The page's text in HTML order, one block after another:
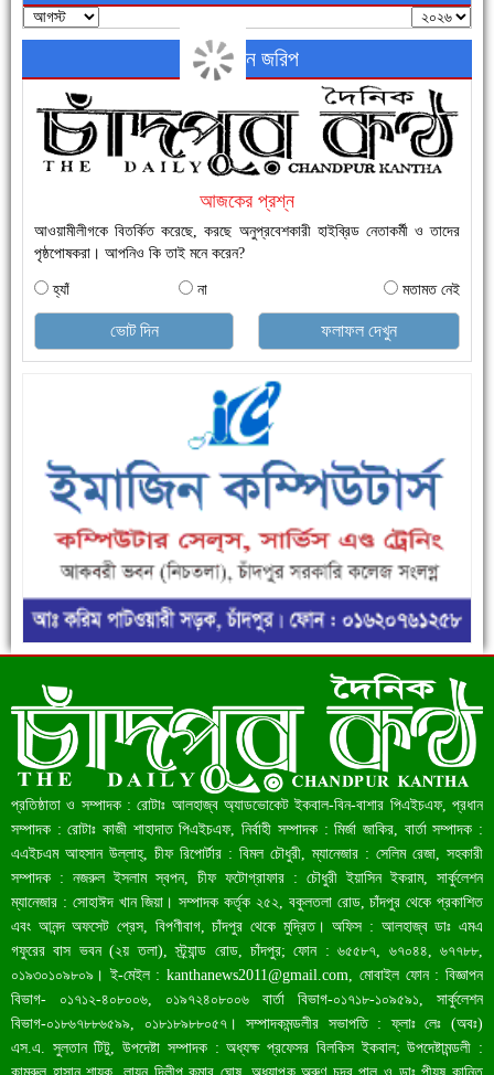
নতুনবাজার ফাঁড়ি পুলিশের অভিযানে ৪০ পিচ ইয়াবাসহ ১ জন গ্রেফতার
এক সপ্তাহে শনাক্ত বেড়েছে ৫৫%, মৃত্যু ৪৬%
ফরিদগঞ্জে ড্রেন ও সড়ক নির্মাণে ধীরগতি জনদুর্ভোগ চরমে
রেকর্ড ৪৫.৪৬ বিলিয়ন ডলারের রিজার্ভ
বাংলাদেশ আজ মধ্যম আয়ের দেশে উন্নীত হওয়ার পথে
অনলাইন জরিপ
আজকের প্রশ্ন
আওয়ামীলীগকে বিতর্কিত করেছে, করছে অনুপ্রবেশকারী হাইব্রিড নেতাকর্মী ও তাদের
পৃষ্ঠপোষকরা। আপনিও কি তাই মনে করেন?
হ্যাঁ না মতামত নেই
ভোট দিন ফলাফল দেখুন
প্রতিষ্ঠাতা ও সম্পাদক : রোটাঃ আলহাজ্ব অ্যাডভোকেট ইকবাল-বিন-বাশার পিএইচএফ, প্রধান
সম্পাদক : রোটাঃ কাজী শাহাদাত পিএইচএফ, নির্বাহী সম্পাদক : মির্জা জাকির, বার্তা সম্পাদক :
এএইচএম আহসান উল্লাহ্, চীফ রিপোর্টার : বিমল চৌধুরী, ম্যানেজার : সেলিম রেজা, সহকারী
সম্পাদক : নজরুল ইসলাম স্বপন, চীফ ফটোগ্রাফার : চৌধুরী ইয়াসিন ইকরাম, সার্কুলেশন
ম্যানেজার : সোহাঈদ খান জিয়া। সম্পাদক কর্তৃক ২৫২, বকুলতলা রোড, চাঁদপুর থেকে প্রকাশিত
এবং আনন্দ অফসেট প্রেস, বিপণীবাগ, চাঁদপুর থেকে মুদ্রিত। অফিস : আলহাজ্ব ডাঃ এমএ
গফুরের বাস ভবন (২য় তলা), স্ট্র্যান্ড রোড, চাঁদপুর; ফোন : ৬৫৫৮৭, ৬৭০৪৪, ৬৭৭৮৮,
০১৯৩০১০৯৮০৯। ই-মেইল :kanthanews2011@gmail.com , মোবাইল ফোন : বিজ্ঞাপন
বিভাগ- ০১৭১২-৪০৮০০৬, ০১৯৭২৪০৮০০৬ বার্তা বিভাগ-০১৭১৮-১০৯৫৯১, সার্কুলেশন
বিভাগ-০১৮৬৭৮৮৬৫৯৯, ০১৮১৮৯৮৮০৫৭। সম্পাদকমন্ডলীর সভাপতি : ফ্লাঃ লেঃ (অবঃ)
এস.এ. সুলতান টিটু, উপদেষ্টা সম্পাদক : অধ্যক্ষ প্রফেসর বিলকিস ইকবাল; উপদেষ্টামন্ডলী :